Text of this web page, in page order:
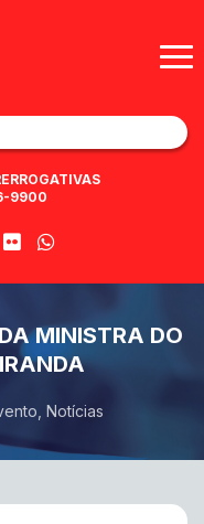
9900
MINISTRA DO
Notícias